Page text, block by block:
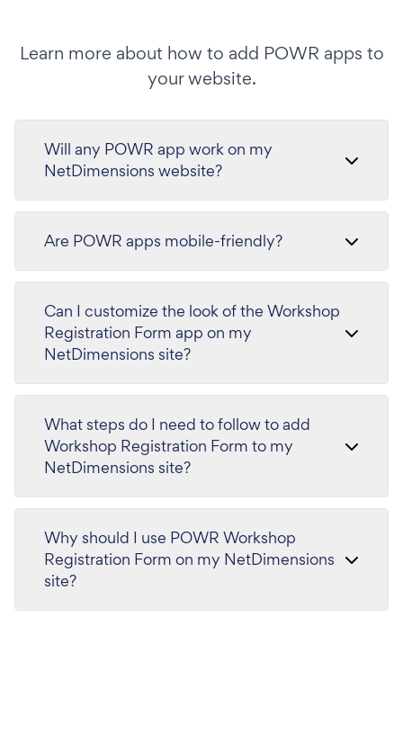
Learn more about how to add POWR apps to
your website.
Will any POWR app work on my
NetDimensions website?
Are POWR apps mobile-friendly?
Can I customize the look of the Workshop
Registration Form app on my
NetDimensions site?
What steps do I need to follow to add
Workshop Registration Form to my
NetDimensions site?
Why should I use POWR Workshop
Registration Form on my NetDimensions
site?